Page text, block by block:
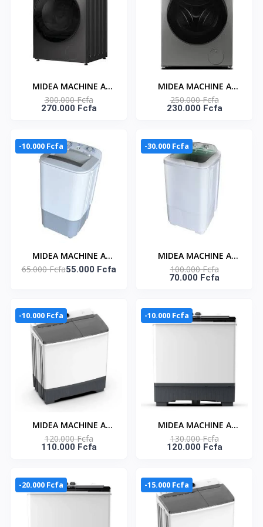
MIDEA MACHINE A
LAVER 12KG
CHARGEMENT
MF200W120WB/T
300.000 Fcfa
270.000 Fcfa
MIDEA MACHINE A
LAVER 8KG FRONT
LOAD INVERTER
HEALTHGUARD -
MF200W80WB/T
250.000 Fcfa
230.000 Fcfa
-10.000 Fcfa
MIDEA MACHINE A
LAVER TOP LOAD 6KG
65.000 Fcfa55.000 Fcfa
-30.000 Fcfa
MIDEA MACHINE A
LAVER 9KG TOP LOAD -
MTT90-WP2302
100.000 Fcfa
70.000 Fcfa
-10.000 Fcfa
MIDEA MACHINE A
LAVER 10 KG TOP LOAD
- TWIN TUB-
120.000 Fcfa
110.000 Fcfa
-10.000 Fcfa
MIDEA MACHINE A
LAVER 12KG TOP LOAD
- TWIN TUB-
130.000 Fcfa
120.000 Fcfa
-20.000 Fcfa -15.000 Fcfa